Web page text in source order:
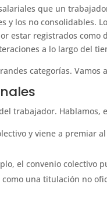
que un
y los no consolidables.
estar registrados como
a lo largo del
categorías. Vamos
trabajador. Hablamos,
y viene a premiar
el convenio colectivo
una titulación no